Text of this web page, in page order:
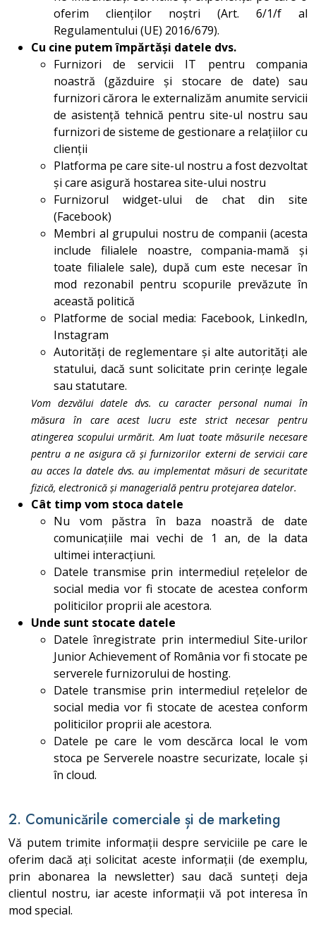
oferim clienților noștri (Art. 6/1/f al
Regulamentului (UE) 2016/679).
Cu cine putem împărtăși datele dvs.
Furnizori de servicii IT pentru compania
noastră (găzduire și stocare de date) sau
furnizori cărora le externalizăm anumite servicii
de asistență tehnică pentru site-ul nostru sau
furnizori de sisteme de gestionare a relațiilor cu
clienții
Platforma pe care site-ul nostru a fost dezvoltat
și care asigură hostarea site-ului nostru
Furnizorul widget-ului de chat din site
(Facebook)
Membri al grupului nostru de companii (acesta
include filialele noastre, compania-mamă și
toate filialele sale), după cum este necesar în
mod rezonabil pentru scopurile prevăzute în
această politică
Platforme de social media: Facebook, LinkedIn,
Instagram
Autorități de reglementare și alte autorități ale
statului, dacă sunt solicitate prin cerințe legale
sau statutare.
Vom dezvălui datele dvs. cu caracter personal numai în
măsura în care acest lucru este strict necesar pentru
atingerea scopului urmărit. Am luat toate măsurile necesare
pentru a ne asigura că și furnizorilor externi de servicii care
au acces la datele dvs. au implementat măsuri de securitate
fizică, electronică și managerială pentru protejarea datelor.
Cât timp vom stoca datele
Nu vom păstra în baza noastră de date
comunicațiile mai vechi de 1 an, de la data
ultimei interacțiuni.
Datele transmise prin intermediul rețelelor de
social media vor fi stocate de acestea conform
politicilor proprii ale acestora.
Unde sunt stocate datele
Datele înregistrate prin intermediul Site-urilor
Junior Achievement of România vor fi stocate pe
serverele furnizorului de hosting.
Datele transmise prin intermediul rețelelor de
social media vor fi stocate de acestea conform
politicilor proprii ale acestora.
Datele pe care le vom descărca local le vom
stoca pe Serverele noastre securizate, locale și
în cloud.
2. Comunicările comerciale și de marketing
Vă putem trimite informații despre serviciile pe care le
oferim dacă ați solicitat aceste informații (de exemplu,
prin abonarea la newsletter) sau dacă sunteți deja
clientul nostru, iar aceste informații vă pot interesa în
mod special.